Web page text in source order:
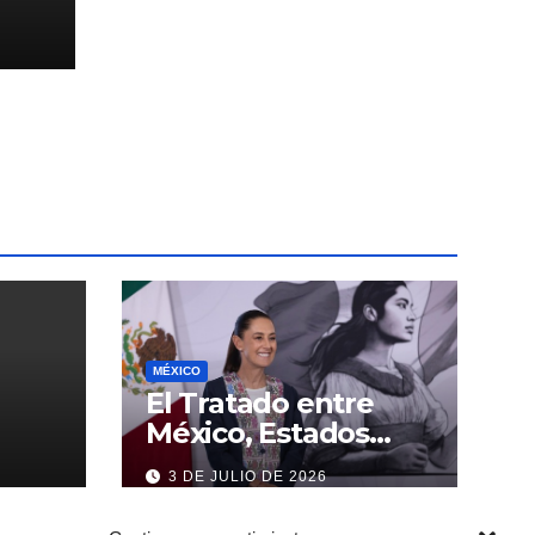
MÉXICO
El Tratado entre
México, Estados
Unidos y Canadá (T-
MEC) se mantiene
hasta el 2036:
3 DE JULIO DE 2026